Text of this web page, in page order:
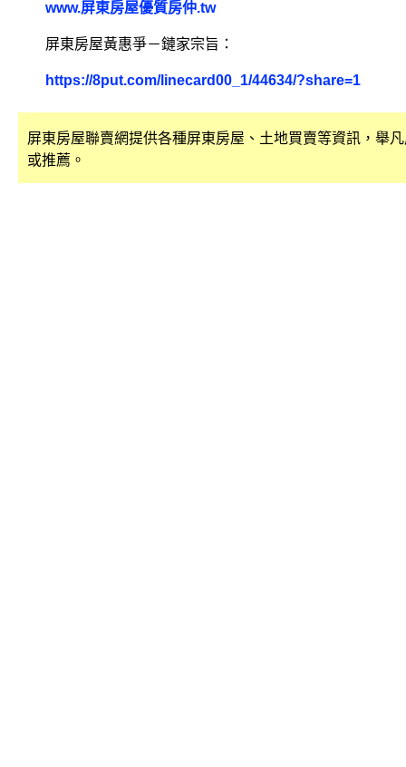
www.屏東房屋優質房仲.tw
屏東房屋黃惠爭－鏈家宗旨：
https://8put.com/linecard00_1/44634/?share=1
屏東房屋聯賣網提供各種屏東房屋、土地買賣等資訊，舉
或推薦。